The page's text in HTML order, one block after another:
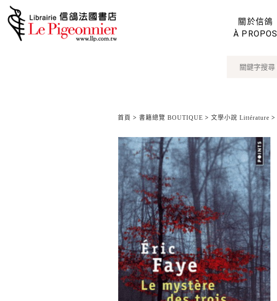
關於信鴿
À PROPOS
首頁 > 書籍總覽 BOUTIQUE > 文學小說 Littérature >